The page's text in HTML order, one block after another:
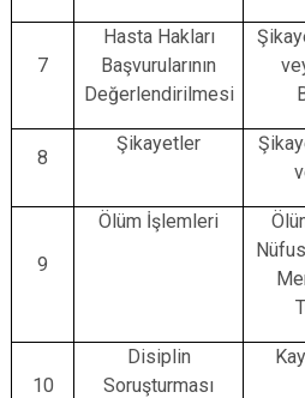
7
Hasta Hakları
Başvurularının
Değerlendirilmesi
8
Şikayetler
9
Ölüm İşlemleri
10
Disiplin
Soruşturması